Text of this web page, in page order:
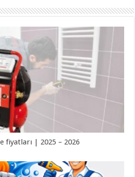
fiyatları | 2025 – 2026